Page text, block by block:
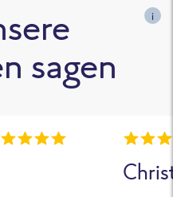
sagen
i